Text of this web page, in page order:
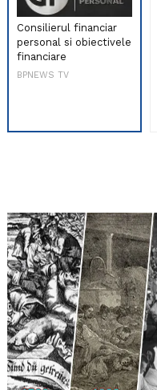
Consilierul financiar
personal si obiectivele
financiare
BPNEWS TV